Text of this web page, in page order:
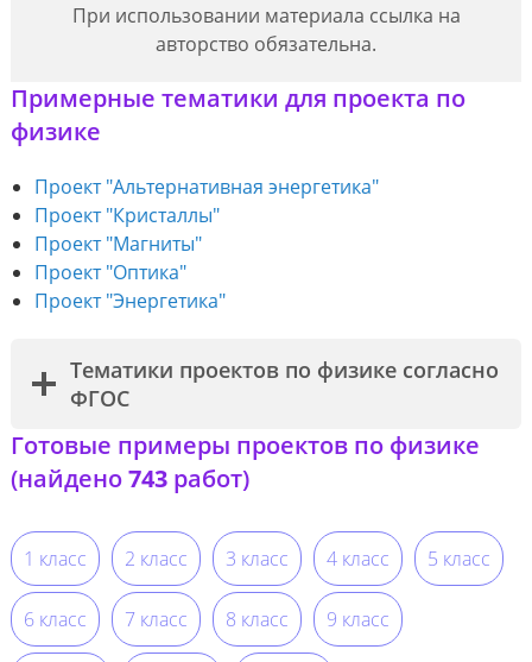
При использовании материала ссылка на
авторство обязательна.
Примерные тематики для проекта по
физике
Проект "Альтернативная энергетика"
Проект "Кристаллы"
Проект "Магниты"
Проект "Оптика"
Проект "Энергетика"
Тематики проектов по физике согласно
ФГОС
Готовые примеры проектов по физике
(найдено743работ)
1 класс 2 класс 3 класс 4 класс 5 класс
6 класс 7 класс 8 класс 9 класс